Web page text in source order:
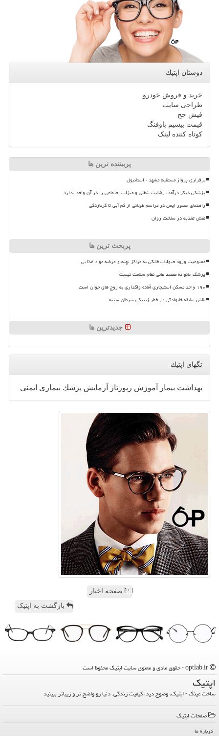
دوستان اپتیك
خرید و فروش خودرو
طراحی سایت
فیش حج
قیمت بیسیم باوفنگ
کوتاه کننده لینک
پربیننده ترین ها
برقراری پرواز مستقیم مشهد - استانبول
پزشکی دیگر درآمد، رضایت شغلی و منزلت اجتماعی را در آن واحد ندارد
راهنمای حضور ایمن در مراسم طولانی از کم آبی تا گرمازدگی
نقش تغذیه در سلامت روان
پربحث ترین ها
ممنوعیت ورود حیوانات خانگی به مراکز تهیه و عرضه مواد غذایی
پزشک خانواده مقصد غائی نظام سلامت نیست
۱۹۰ واحد مسکن استیجاری آماده واگذاری به زوج های جوان است
نقش سابقه خانوادگی در خطر ژنتیکی سرطان سینه
جدیدترین ها
تگهای اپتیك
بهداشت بیمار آموزش رپورتاژ آزمایش پزشك بیماری ایمنی
صفحه اخبار
بازگشت به اپتیک
اپتیك
ساخت عینک - اپتیک، وضوح دید، کیفیت زندگی. دنیا رو واضح تر و زیباتر ببینید
صفحات اپتیك
درباره ما